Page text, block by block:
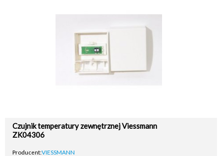
Czujnik temperatury zewnętrznej Viessmann
ZK04306
Producent:VIESSMANN